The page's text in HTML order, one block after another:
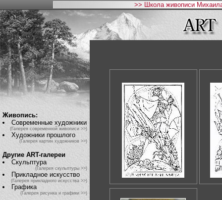
>> Школа живописи
Живопись:
Современные художники
(Галерея современной живописи >>)
Художники прошлого
(Галерея картин художников >>)
Другие ART-галереи
Скульптура
(Галерея скульптуры >>)
Прикладное искусство
(Галерея прикладного искусства >>)
Графика
(Галерея рисунка и графики >>)